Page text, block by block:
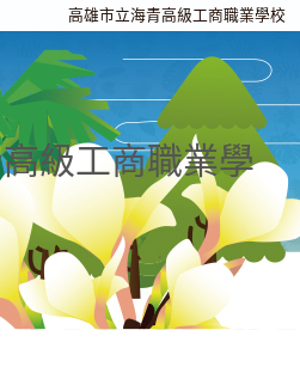
高雄市立海青高級工商職業學校
級工商職業學